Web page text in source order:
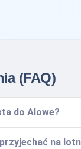
(FAQ)
do Alowe?
na